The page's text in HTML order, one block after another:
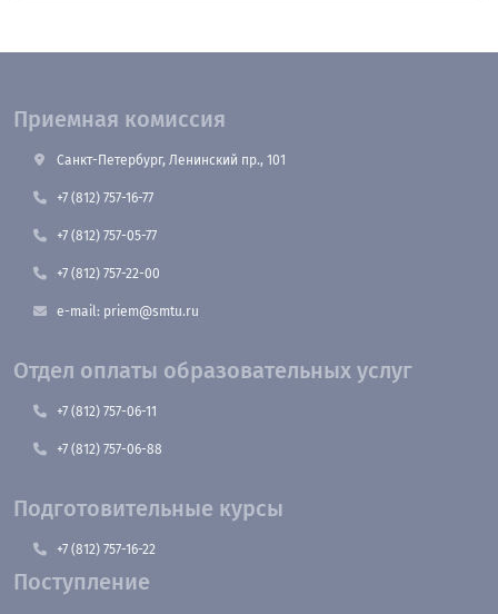
Приемная комиссия
Санкт-Петербург, Ленинский пр., 101
+7 (812) 757-16-77
+7 (812) 757-05-77
+7 (812) 757-22-00
e-mail: priem@smtu.ru
Отдел оплаты образовательных услуг
+7 (812) 757-06-11
+7 (812) 757-06-88
Подготовительные курсы
+7 (812) 757-16-22
Поступление